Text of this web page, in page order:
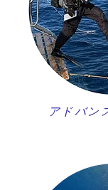
アドバン